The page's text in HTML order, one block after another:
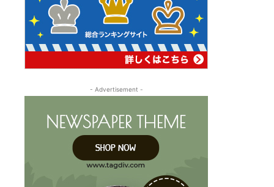
- Advertisement -